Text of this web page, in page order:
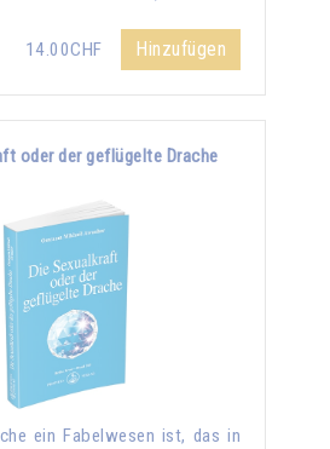
14.00CHF
Hinzufügen
oder der geflügelte Drache
ein Fabelwesen ist, das in